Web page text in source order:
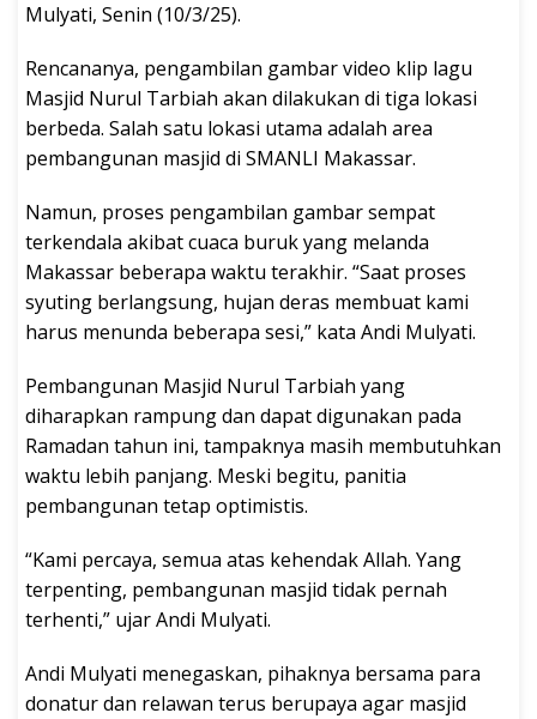
Mulyati, Senin (10/3/25).
Rencananya, pengambilan gambar video klip lagu
Masjid Nurul Tarbiah akan dilakukan di tiga lokasi
berbeda. Salah satu lokasi utama adalah area
pembangunan masjid di SMANLI Makassar.
Namun, proses pengambilan gambar sempat
terkendala akibat cuaca buruk yang melanda
Makassar beberapa waktu terakhir. “Saat proses
syuting berlangsung, hujan deras membuat kami
harus menunda beberapa sesi,” kata Andi Mulyati.
Pembangunan Masjid Nurul Tarbiah yang
diharapkan rampung dan dapat digunakan pada
Ramadan tahun ini, tampaknya masih membutuhkan
waktu lebih panjang. Meski begitu, panitia
pembangunan tetap optimistis.
“Kami percaya, semua atas kehendak Allah. Yang
terpenting, pembangunan masjid tidak pernah
terhenti,” ujar Andi Mulyati.
Andi Mulyati menegaskan, pihaknya bersama para
donatur dan relawan terus berupaya agar masjid